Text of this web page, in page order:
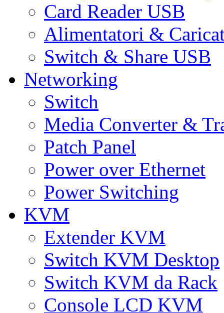
Card Reader USB
Alimentatori &
Switch & Share USB
Networking
Switch
Media Converter &
Patch Panel
Power over Ethernet
Power Switching
KVM
Extender KVM
Switch KVM Desktop
Switch KVM da Rack
Console LCD KVM